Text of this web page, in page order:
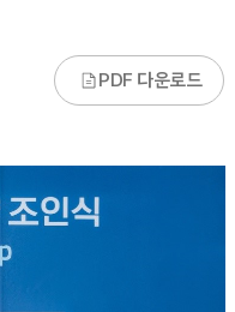
PDF 다운로드